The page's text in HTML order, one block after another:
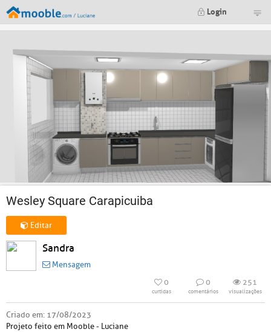
Login
Wesley Square Carapicuiba
Editar
Sandra
Mensagem
0
curtidas
0
comentários
251
visualizações
Criado em: 17/08/2023
Projeto feito em Mooble - Luciane